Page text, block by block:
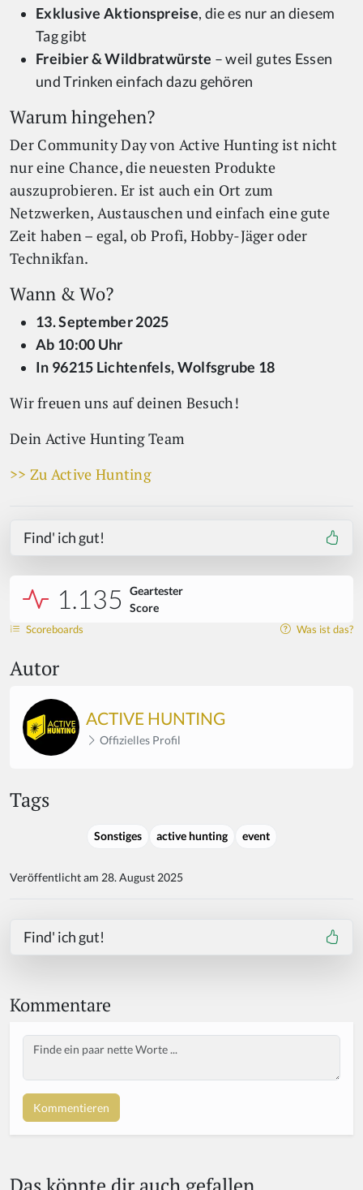
Exklusive Aktionspreise, die es nur an diesem
Tag gibt
Freibier & Wildbratwürste – weil gutes Essen
und Trinken einfach dazu gehören
Warum hingehen?
Der Community Day von Active Hunting ist nicht
nur eine Chance, die neuesten Produkte
auszuprobieren. Er ist auch ein Ort zum
Netzwerken, Austauschen und einfach eine gute
Zeit haben – egal, ob Profi, Hobby-Jäger oder
Technikfan.
Wann & Wo?
13. September 2025
Ab 10:00 Uhr
In 96215 Lichtenfels, Wolfsgrube 18
Wir freuen uns auf deinen Besuch!
Dein Active Hunting Team
>> Zu Active Hunting
Find' ich gut!
1.135
Geartester
Score
Scoreboards Was ist das?
Autor
ACTIVE HUNTING
Offizielles Profil
Tags
Sonstiges active hunting event
Veröffentlicht am 28. August 2025
Find' ich gut!
Kommentare
Body